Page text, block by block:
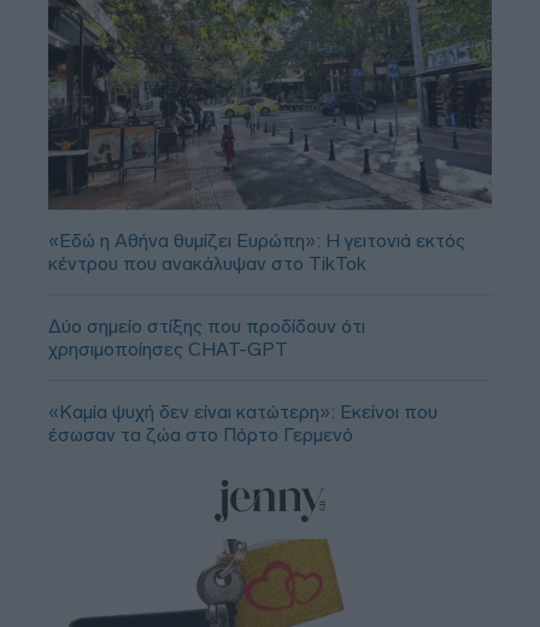
«Εδώ η Αθήνα θυμίζει Ευρώπη»: H γειτονιά εκτός
κέντρου που ανακάλυψαν στο TikTok
Δύο σημείο στίξης που προδίδουν ότι
χρησιμοποίησες CHAT-GPT
«Καμία ψυχή δεν είναι κατώτερη»: Εκείνοι που
έσωσαν τα ζώα στο Πόρτο Γερμενό